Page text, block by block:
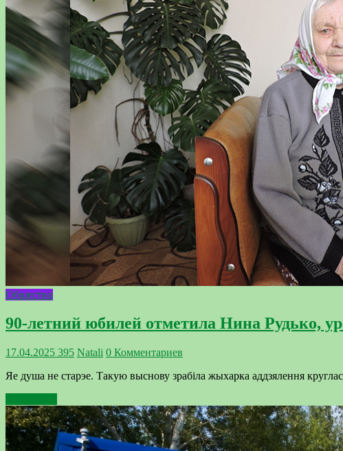
Общество
90-летний юбилей отметила Нина Рудько,
17.04.2025 395 Natali 0 Комментариев
Яе душа не старэе. Такую выснову зрабіла жыхарка аддзялення